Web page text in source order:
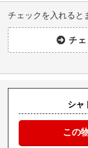
チェックを入れると
シャ
この